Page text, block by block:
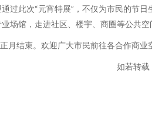
过此次“元宵特展”，不仅为市民的节
场馆，走进社区、楼宇、商圈等公共
月结束。欢迎广大市民前往各合作商
如若转